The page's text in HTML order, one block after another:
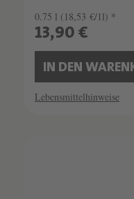
0.75 l (18,53 €/1l) *
13,90 €
IN DEN
Lebensmittelhinweise